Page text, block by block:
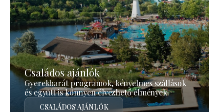
Családos ajánlók
Gyerekbarát programok, kényelmes szállások
és együtt is könnyen élvezhető élmények.
CSALÁDOS AJÁNLÓK